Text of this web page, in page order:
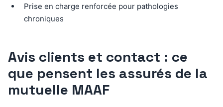
Prise en charge renforcée pour pathologies
chroniques
Avis clients et contact : ce
que pensent les assurés de la
mutuelle MAAF